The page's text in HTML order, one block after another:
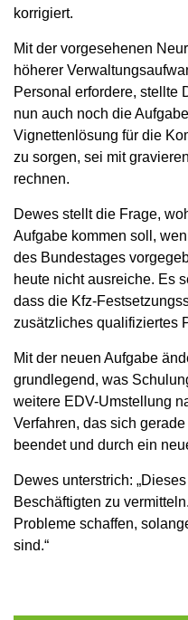
korrigiert.
Mit der vorgesehenen
höherer
Personal erfordere, stellte
nun auch noch die
Vignettenlösung für die
zu sorgen, sei mit
rechnen.
Dewes stellt die Frage,
Aufgabe kommen soll,
des Bundestages
heute nicht ausreiche. Es
dass die Kfz-
zusätzliches qualifiziertes
Mit der neuen Aufgabe
grundlegend, was
weitere EDV-Umstellung
Verfahren, das sich
beendet und durch ein
Dewes unterstrich:
Beschäftigten zu
Probleme schaffen,
sind.“